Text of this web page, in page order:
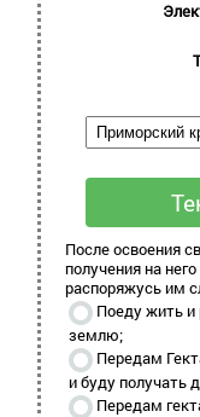
После освоения
получения на
распоряжусь им
Поеду жить и
землю;
Передам
и буду получать
Передам